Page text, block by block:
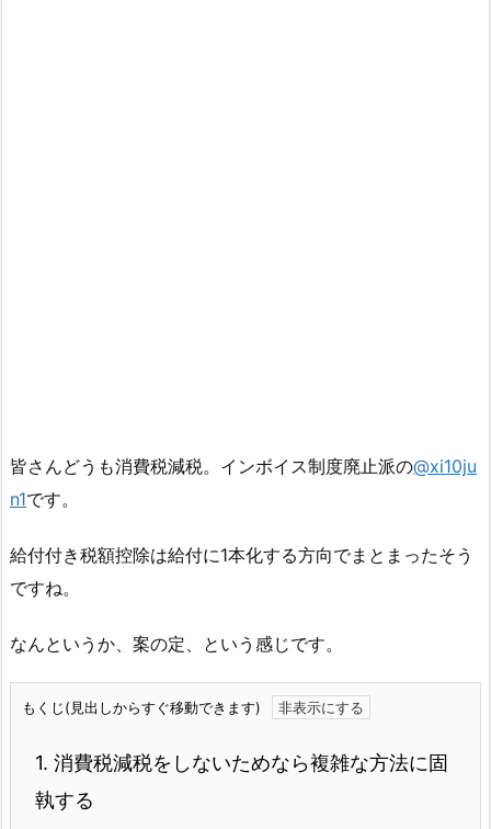
皆さんどうも消費税減税。インボイス制度廃止派の@xi10ju
n1です。
給付付き税額控除は給付に1本化する方向でまとまったそう
ですね。
なんというか、案の定、という感じです。
もくじ(見出しからすぐ移動できます)
1. 消費税減税をしないためなら複雑な方法に固
執する